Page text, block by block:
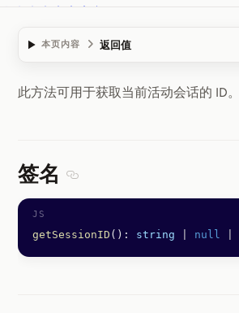
本页内容 返回值
JavaScript
此方法可用于获取当前活动会话的 ID。
签名
getSessionID (): string null